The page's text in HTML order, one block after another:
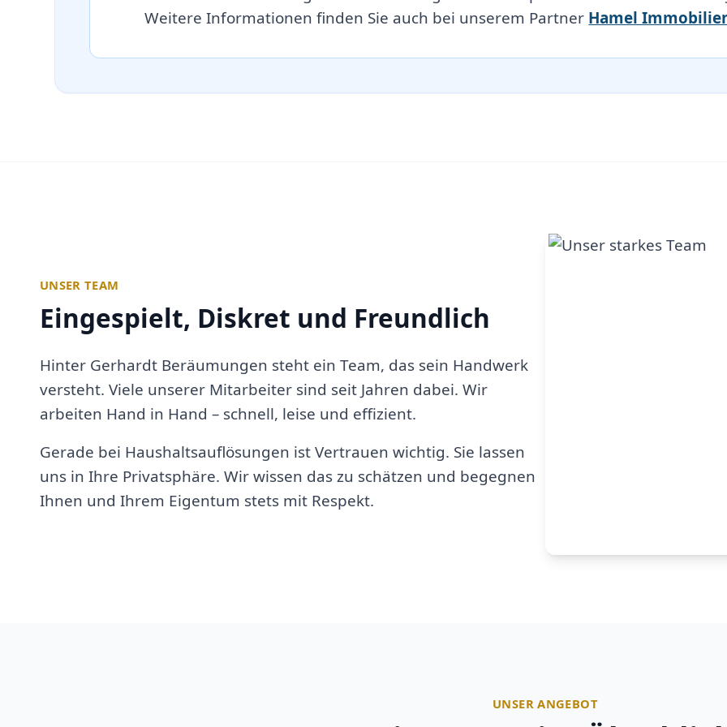
Weitere Informationen finden Sie auch bei unserem Partner Hamel
UNSER TEAM
Eingespielt, Diskret und Freundlich
Hinter Gerhardt Beräumungen steht ein Team, das sein Handwerk
versteht. Viele unserer Mitarbeiter sind seit Jahren dabei. Wir
arbeiten Hand in Hand – schnell, leise und effizient.
Gerade bei Haushaltsauflösungen ist Vertrauen wichtig. Sie lassen
uns in Ihre Privatsphäre. Wir wissen das zu schätzen und begegnen
Ihnen und Ihrem Eigentum stets mit Respekt.
UNSER ANGEBOT